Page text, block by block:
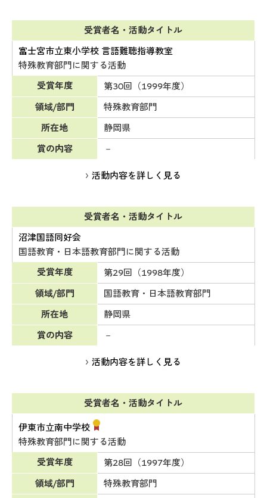
受賞者名・活動タイトル
富士宮市立東小学校 言語難聴指導教室
特殊教育部門に関する活動
受賞年度
第30回（1999年度）
領域/部門
特殊教育部門
所在地
静岡県
賞の内容
－
活動内容を詳しく見る
受賞者名・活動タイトル
沼津国語同好会
国語教育・日本語教育部門に関する活動
受賞年度
第29回（1998年度）
領域/部門
国語教育・日本語教育部門
所在地
静岡県
賞の内容
－
活動内容を詳しく見る
受賞者名・活動タイトル
伊東市立南中学校
特殊教育部門に関する活動
受賞年度
第28回（1997年度）
領域/部門
特殊教育部門